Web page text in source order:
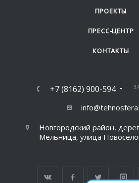
ПРОЕКТЫ
ПРЕСС-ЦЕНТР
КОНТАКТЫ
+7 (8162) 900-594
Новгородский район,
Мельница, улица